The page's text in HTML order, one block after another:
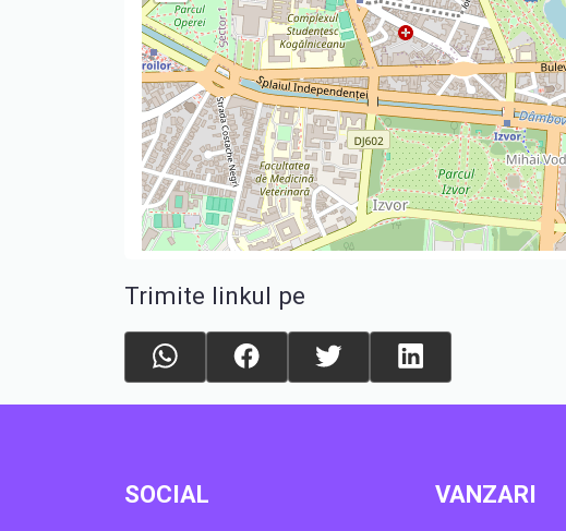
Trimite linkul pe
SOCIAL VANZARI